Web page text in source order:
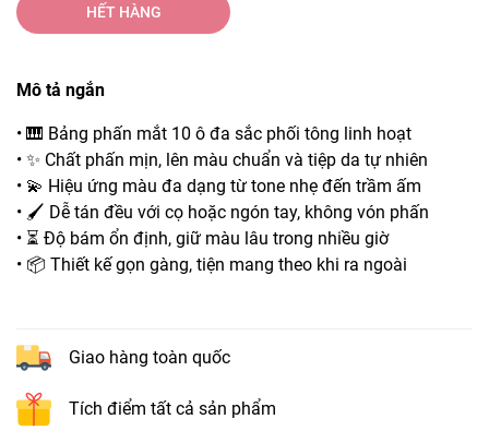
HẾT HÀNG
Mô tả ngắn
• 🎹 Bảng phấn mắt 10 ô đa sắc phối tông linh hoạt
• ✨ Chất phấn mịn, lên màu chuẩn và tiệp da tự nhiên
• 💫 Hiệu ứng màu đa dạng từ tone nhẹ đến trầm ấm
• 🖌️ Dễ tán đều với cọ hoặc ngón tay, không vón phấn
• ⏳ Độ bám ổn định, giữ màu lâu trong nhiều giờ
• 📦 Thiết kế gọn gàng, tiện mang theo khi ra ngoài
Giao hàng toàn quốc
Tích điểm tất cả sản phẩm